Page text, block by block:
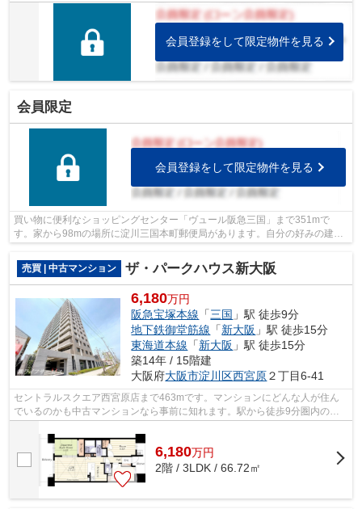
で清潔感を感じます。駅まで徒歩4分の物...
会員登録をして限定物件を見る
会員限定
会員登録をして限定物件を見る
買い物に便利なショッピングセンター「ヴュール阪急三国」まで351mで
す。家から98mの場所に淀川三国本町郵便局があります。自分の好みの建物
売買 | 中古マンション
ザ・パークハウス新大阪
6,180万円
阪急宝塚本線 「三国 」駅 徒歩9分
地下鉄御堂筋線 「新大阪 」駅 徒歩15分
東海道本線 「新大阪 」駅 徒歩15分
築14年 / 15階建
大阪府大阪市淀川区西宮原２丁目6-41
セントラルスクエア西宮原店まで463mです。マンションにどんな人が住ん
でいるのかも中古マンションなら事前に知れます。駅から徒歩9分圏内の物
6,180万円
2階 / 3LDK / 66.72㎡